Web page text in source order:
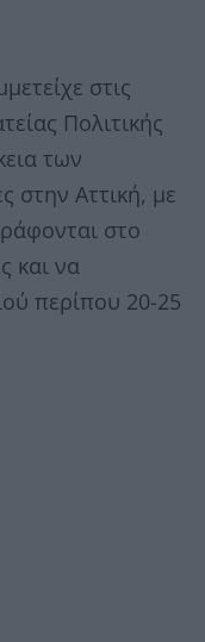
στις
Πολιτικής
των
στην Αττική, με
στο
και να
περίπου 20-25